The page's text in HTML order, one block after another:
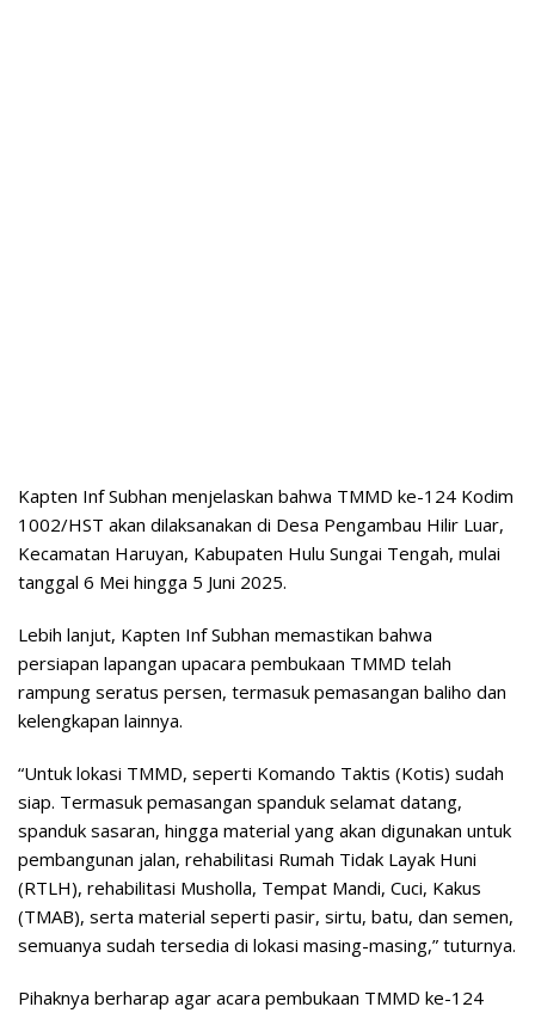
Kapten Inf Subhan menjelaskan bahwa TMMD ke-124 Kodim
1002/HST akan dilaksanakan di Desa Pengambau Hilir Luar,
Kecamatan Haruyan, Kabupaten Hulu Sungai Tengah, mulai
tanggal 6 Mei hingga 5 Juni 2025.
Lebih lanjut, Kapten Inf Subhan memastikan bahwa
persiapan lapangan upacara pembukaan TMMD telah
rampung seratus persen, termasuk pemasangan baliho dan
kelengkapan lainnya.
“Untuk lokasi TMMD, seperti Komando Taktis (Kotis) sudah
siap. Termasuk pemasangan spanduk selamat datang,
spanduk sasaran, hingga material yang akan digunakan untuk
pembangunan jalan, rehabilitasi Rumah Tidak Layak Huni
(RTLH), rehabilitasi Musholla, Tempat Mandi, Cuci, Kakus
(TMAB), serta material seperti pasir, sirtu, batu, dan semen,
semuanya sudah tersedia di lokasi masing-masing,” tuturnya.
Pihaknya berharap agar acara pembukaan TMMD ke-124